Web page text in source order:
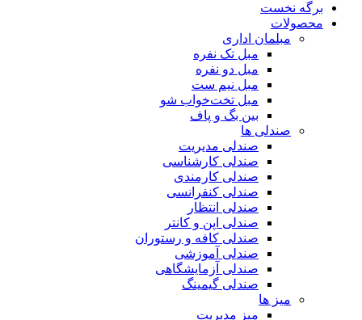
برگه نخست
محصولات
مبلمان اداری
مبل تک نفره
مبل دو نفره
مبل نیم ست
مبل تخت‌خواب شو
بین بگ و پاف
صندلی ها
صندلی مدیریت
صندلی کارشناسی
صندلی کارمندی
صندلی کنفرانسی
صندلی انتظار
صندلی اپن و کانتر
صندلی کافه و رستوران
صندلی آموزشی
صندلی آزمایشگاهی
صندلی گیمینگ
میز ها
میز مدیریت